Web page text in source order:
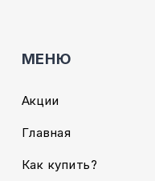
МЕНЮ
Акции
Главная
Как купить?